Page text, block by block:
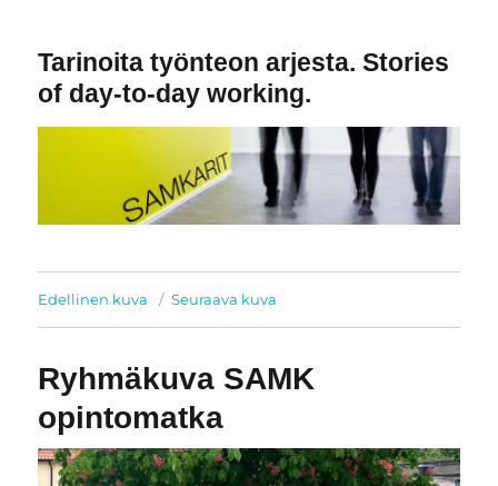
Tarinoita työnteon arjesta. Stories
of day-to-day working.
Edellinen kuva Seuraava kuva
Ryhmäkuva SAMK
opintomatka